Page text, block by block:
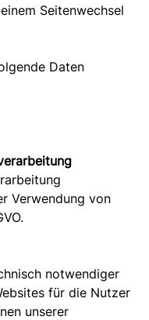
Seitenwechsel
Daten
Verwendung von
notwendiger
für die Nutzer
unserer